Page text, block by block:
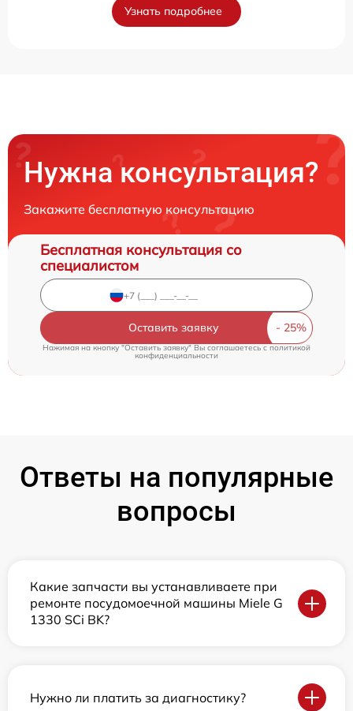
Узнать подробнее
Нужна консультация?
Закажите бесплатную консультацию
Бесплатная консультация со
специалистом
Оставить заявку
Нажимая на кнопку "Оставить заявку" Вы соглашаетесь cполитикой
конфиденциальности
Ответы на популярные
вопросы
Какие запчасти вы устанавливаете при
ремонте посудомоечной машины Miele G
1330 SCi BK?
Нужно ли платить за диагностику?